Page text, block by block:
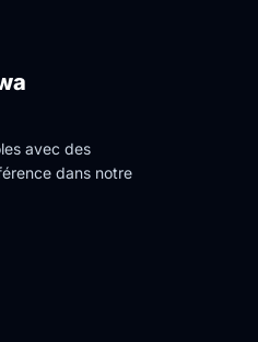
avec des
dans notre